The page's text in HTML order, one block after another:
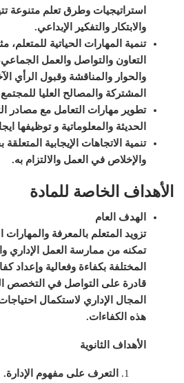
استراتيجيات وطرق تعلم متنوعة
والابتكار والتفكير الإبداعي.
تنمية المهارات الحياتية للمتعلم،
التعاون والتواصل والعمل
والحوار والمناقشة وقبول الرأي
المشتركة والمصالح العليا
تطوير مهارات التعامل مع مصادر
الحديثة والمعلوماتية و توظيفها
تنمية الاتجاهات الإيجابية
والإخلاص في العمل والالتزام به.
الأهداف الخاصة للمادة
الهدف العام
تزويد المتعلم بالمعرفة والمهارات
تمكنه من ممارسة العمل
المختلفة بكفاءة وفعالية وإعداد
قادرة على التواصل في التخصص
المجال الإداري لاستكمال
هذه الكفاءات.
الأهداف الثانوية
التعرف على مفهوم الإدارة.